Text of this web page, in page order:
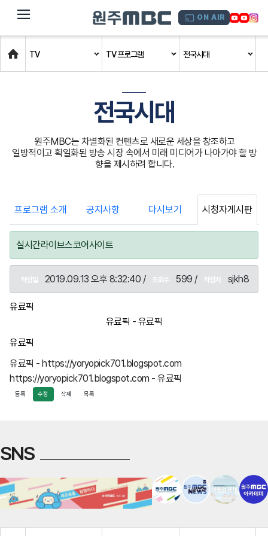
dehaze ON AIR
Home
TV TV 프로그램 전국시대
전국시대
원주MBC는 차별화된 컨텐츠로 새로운 세상을 창조하고
일방적이고 획일화된 방송 시장 속에서 미래 미디어가 나아가야 할 방
향을 제시하려 합니다.
프로그램 소개 공지사항 다시보기 시청자게시판
실시간라이브스코어사이트
작성일 2019.09.13 오후 8:32:40 / 조회수 599 / 작성자 sjkh8
유료픽
유료픽 - 유료픽
유료픽
유료픽 - https://yoryopick701.blogspot.com
https://yoryopick701.blogspot.com - 유료픽
등록 수정 삭제 목록
SNS